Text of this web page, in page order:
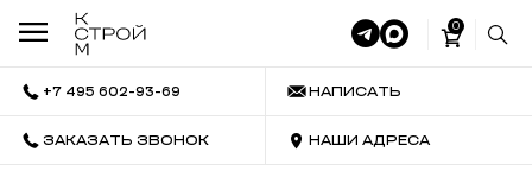
0
+7 495 602-93-69 НАПИСАТЬ
ЗАКАЗАТЬ ЗВОНОК НАШИ АДРЕСА